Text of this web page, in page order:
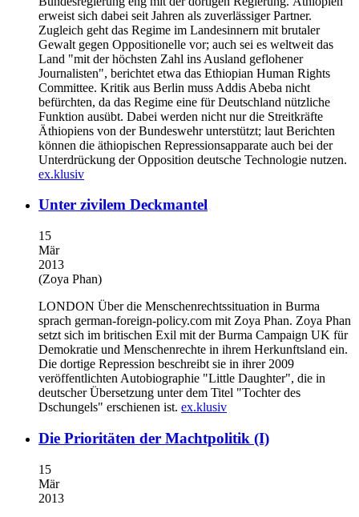
erweist sich dabei seit Jahren als zuverlässiger Partner.
Zugleich geht das Regime im Landesinnern mit brutaler
Gewalt gegen Oppositionelle vor; auch sei es weltweit das
Land "mit der höchsten Zahl ins Ausland geflohener
Journalisten", berichtet etwa das Ethiopian Human Rights
Committee. Kritik aus Berlin muss Addis Abeba nicht
befürchten, da das Regime eine für Deutschland nützliche
Funktion ausübt. Dabei werden nicht nur die Streitkräfte
Äthiopiens von der Bundeswehr unterstützt; laut Berichten
können die äthiopischen Repressionsapparate auch bei der
Unterdrückung der Opposition deutsche Technologie nutzen.
ex.klusiv
Unter zivilem Deckmantel
15
Mär
2013
(Zoya Phan)
LONDON Über die Menschenrechtssituation in Burma
sprach german-foreign-policy.com mit Zoya Phan. Zoya Phan
setzt sich im britischen Exil mit der Burma Campaign UK für
Demokratie und Menschenrechte in ihrem Herkunftsland ein.
Die dortige Repression beschreibt sie in ihrer 2009
veröffentlichten Autobiographie "Little Daughter", die in
deutscher Übersetzung unter dem Titel "Tochter des
Dschungels" erschienen ist. ex.klusiv
Die Prioritäten der Machtpolitik (I)
15
Mär
2013